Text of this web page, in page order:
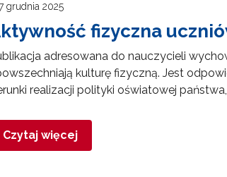
grudnia 2025
fizyczna
adresowana do nauczycieli
kulturę fizyczną. Jest
realizacji polityki oświatowej
Czytaj więcej